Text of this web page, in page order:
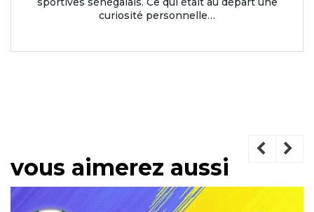
curiosité personnelle…
vous aimerez aussi